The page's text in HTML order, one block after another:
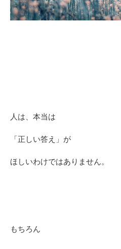
人は、本当は
「正しい答え」が
ほしいわけではありません。
もちろん